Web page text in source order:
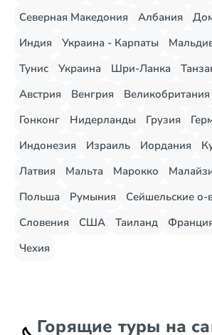
Северная Македония
Албания
Индия
Украина - Карпаты
Тунис
Украина Шри-Ланка
Австрия
Венгрия Великобритания
Гонконг
Нидерланды Грузия
Индонезия
Израиль Иордания
Латвия
Мальта Марокко
Польша
Румыния Сейшельские о-
Словения
США Таиланд
Чехия
Горящие туры на